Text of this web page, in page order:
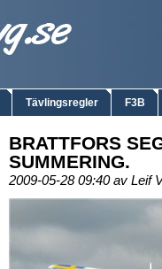
Tävlingsregler F3B
BRATTFORS
SUMMERING.
2009-05-28 09:40 av Leif